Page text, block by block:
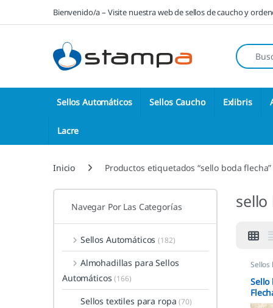
Saltar a la navegación
Saltar al contenidoBienvenido/a – Visite nuestra web de sellos de caucho y
Sellos Automáticos Sellos Caucho Exlibris
Lacre
Inicio Productos etiquetados “sello boda flecha”
sello
Sellos
Sello
Navegar Por Las Categorías
Sellos Automáticos(182)
Almohadillas para Sellos
Automáticos(166)
Sellos textiles para ropa(70)